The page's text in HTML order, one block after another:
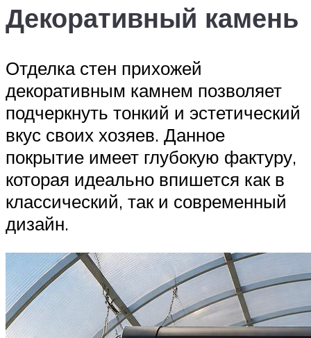
Декоративный камень
Отделка стен прихожей
декоративным камнем позволяет
подчеркнуть тонкий и эстетический
вкус своих хозяев. Данное
покрытие имеет глубокую фактуру,
которая идеально впишется как в
классический, так и современный
дизайн.